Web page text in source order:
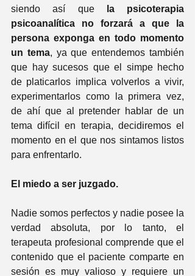
siendo así que
la psicoterapia
psicoanalítica no forzará a que la
persona exponga en todo momento
un tema, ya que entendemos también
que hay sucesos que el simpe hecho
de platicarlos implica volverlos a vivir,
experimentarlos como la primera vez,
de ahí que al pretender hablar de un
tema difícil en terapia, decidiremos el
momento en el que nos sintamos listos
para enfrentarlo.
El miedo a ser juzgado.
Nadie somos perfectos y nadie posee la
verdad absoluta, por lo tanto, el
terapeuta profesional comprende que el
contenido que el paciente comparte en
sesión es muy valioso y requiere un